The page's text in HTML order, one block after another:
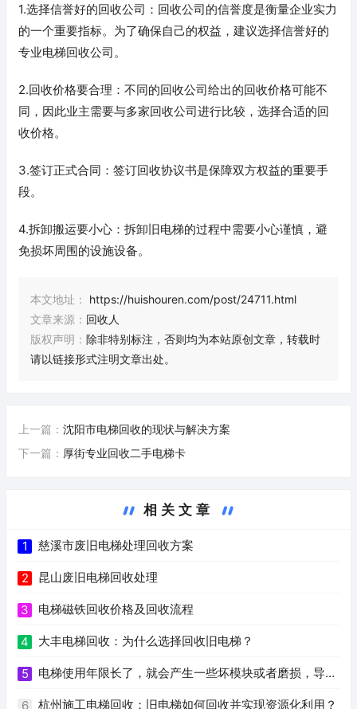
1.选择信誉好的回收公司：回收公司的信誉度是衡量企业实力
的一个重要指标。为了确保自己的权益，建议选择信誉好的
专业电梯回收公司。
2.回收价格要合理：不同的回收公司给出的回收价格可能不
同，因此业主需要与多家回收公司进行比较，选择合适的回
收价格。
3.签订正式合同：签订回收协议书是保障双方权益的重要手
段。
4.拆卸搬运要小心：拆卸旧电梯的过程中需要小心谨慎，避
免损坏周围的设施设备。
本文地址：
https://huishouren.com/post/24711.html
文章来源： 回收人
版权声明： 除非特别标注，否则均为本站原创文章，转载时
请以链接形式注明文章出处。
上一篇： 沈阳市电梯回收的现状与解决方案
下一篇： 厚街专业回收二手电梯卡
相关文章
1 慈溪市废旧电梯处理回收方案
2 昆山废旧电梯回收处理
3 电梯磁铁回收价格及回收流程
4 大丰电梯回收：为什么选择回收旧电梯？
5 电梯使用年限长了，就会产生一些坏模块或者磨损，导致
部件老化，升降不稳定等问题。如何回收这些坏电梯模块，
6 杭州施工电梯回收：旧电梯如何回收并实现资源化利用？